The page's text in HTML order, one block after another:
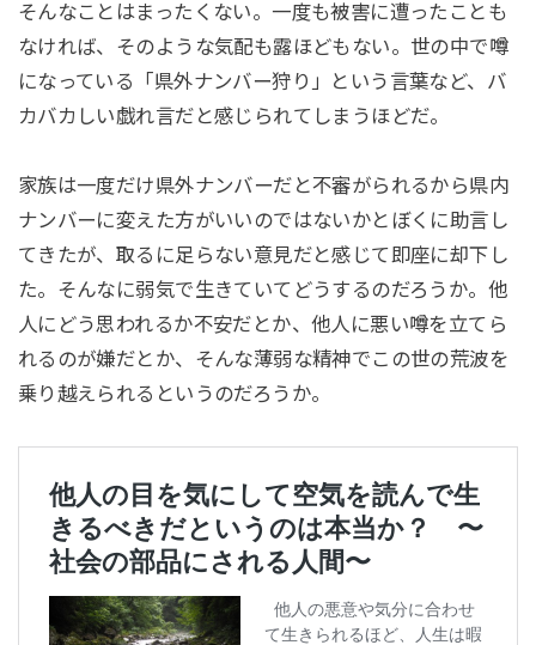
そんなことはまったくない。一度も被害に遭ったことも
なければ、そのような気配も露ほどもない。世の中で噂
になっている「県外ナンバー狩り」という言葉など、バ
カバカしい戯れ言だと感じられてしまうほどだ。
家族は一度だけ県外ナンバーだと不審がられるから県内
ナンバーに変えた方がいいのではないかとぼくに助言し
てきたが、取るに足らない意見だと感じて即座に却下し
た。そんなに弱気で生きていてどうするのだろうか。他
人にどう思われるか不安だとか、他人に悪い噂を立てら
れるのが嫌だとか、そんな薄弱な精神でこの世の荒波を
乗り越えられるというのだろうか。